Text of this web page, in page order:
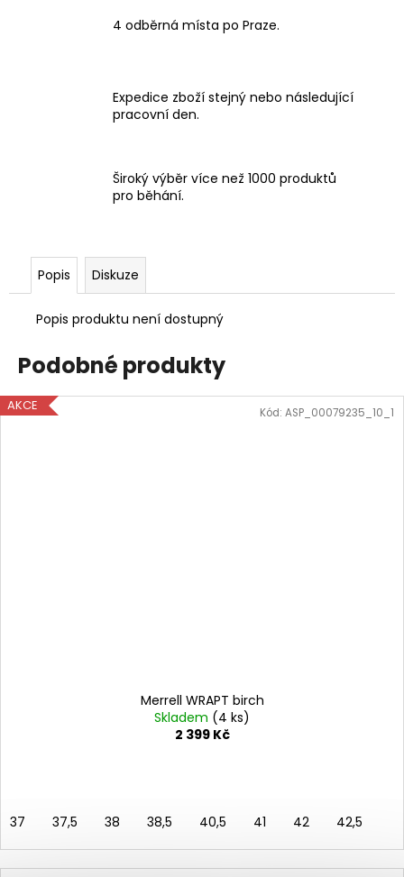
4 odběrná místa po Praze.
Expedice zboží stejný nebo následující
pracovní den.
Široký výběr více než 1000 produktů
pro běhání.
Popis Diskuze
Popis produktu není dostupný
Podobné produkty
AKCE
Merrell WRAPT birch
Skladem (4 ks)
2 399 Kč
37 37,5 38 38,5 40,5 41 42 42,5
Kód: ASP_00079235_10_1